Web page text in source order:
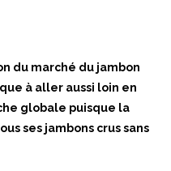
du marché du jambon
à aller aussi loin en
globale puisque la
ses jambons crus sans